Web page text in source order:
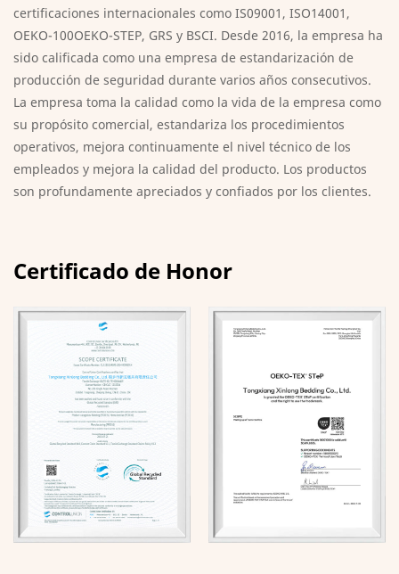
certificaciones internacionales como IS09001, ISO14001,
OEKO-100OEKO-STEP, GRS y BSCI. Desde 2016, la empresa ha
sido calificada como una empresa de estandarización de
producción de seguridad durante varios años consecutivos.
La empresa toma la calidad como la vida de la empresa como
su propósito comercial, estandariza los procedimientos
operativos, mejora continuamente el nivel técnico de los
empleados y mejora la calidad del producto. Los productos
son profundamente apreciados y confiados por los clientes.
Certificado de Honor